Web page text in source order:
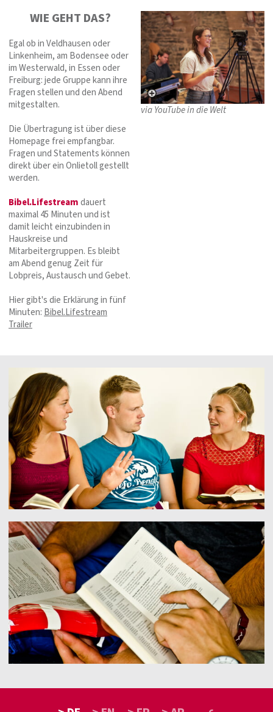
WIE GEHT DAS?
Egal ob in Veldhausen oder
Linkenheim, am Bodensee oder
im Westerwald, in Essen oder
Freiburg: jede Gruppe kann ihre
Fragen stellen und den Abend
mitgestalten.
Die Übertragung ist über diese
Homepage frei empfangbar.
Fragen und Statements können
direkt über ein Onlietoll gestellt
werden.
Bibel.Lifestreamdauert
maximal 45 Minuten und ist
damit leicht einzubinden in
Hauskreise und
Mitarbeitergruppen. Es bleibt
am Abend genug Zeit für
Lobpreis, Austausch und Gebet.
Hier gibt's die Erklärung in fünf
Minuten: Bibel.Lifestream
Trailer
via YouTube in die Welt